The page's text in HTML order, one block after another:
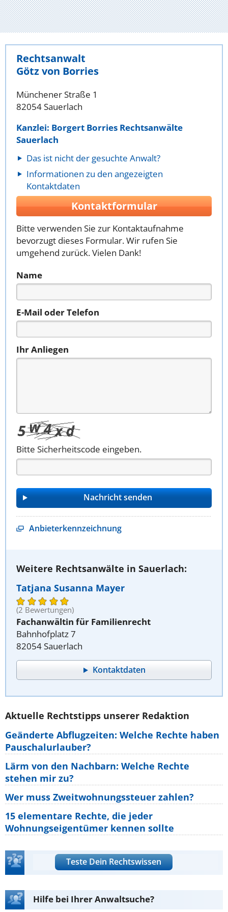
Rechtsanwalt
Götz von Borries
Münchener Straße 1
82054 Sauerlach
Kanzlei: Borgert Borries Rechtsanwälte
Sauerlach
Das ist nicht der gesuchte Anwalt?
Informationen zu den angezeigten
Kontaktdaten
Kontaktformular
Bitte verwenden Sie zur Kontaktaufnahme
bevorzugt dieses Formular. Wir rufen Sie
umgehend zurück. Vielen Dank!
Name
E-Mail oder Telefon
Ihr Anliegen
Bitte Sicherheitscode eingeben.
Anbieterkennzeichnung
Weitere Rechtsanwälte in Sauerlach:
Tatjana Susanna Mayer
(2 Bewertungen)
Fachanwältin für Familienrecht
Bahnhofplatz 7
82054 Sauerlach
Kontaktdaten
Aktuelle Rechtstipps unserer Redaktion
Geänderte Abflugzeiten: Welche Rechte haben
Pauschalurlauber?
Lärm von den Nachbarn: Welche Rechte
stehen mir zu?
Wer muss Zweitwohnungssteuer zahlen?
15 elementare Rechte, die jeder
Wohnungseigentümer kennen sollte
Teste Dein Rechtswissen
Hilfe bei Ihrer Anwaltsuche?